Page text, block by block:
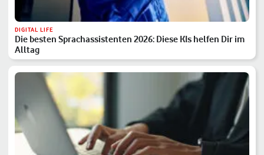
DIGITAL LIFE
Die besten Sprachassistenten 2026: Diese KIs helfen Dir im
Alltag